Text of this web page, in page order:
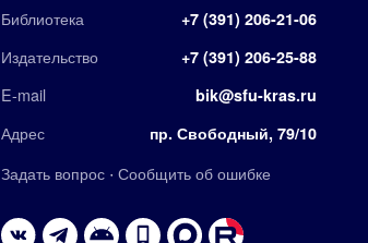
Библиотека +7 (391) 206-21-06
Издательство +7 (391) 206-25-88
E-mail bik@sfu-kras.ru
Адрес пр. Свободный, 79/10
Задать вопрос · Сообщить об ошибке